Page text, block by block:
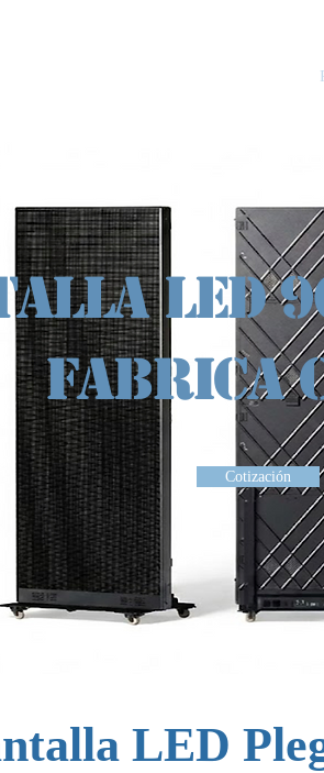
LED
FABRICA
Cotización
LED